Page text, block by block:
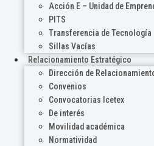
Acción E – Unidad de
PITS
Transferencia de Tecnología
Sillas Vacías
Relacionamiento Estratégico
Dirección de
Convenios
Convocatorias Icetex
De interés
Movilidad académica
Normatividad